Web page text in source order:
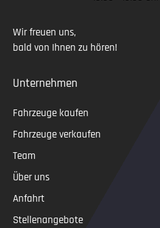
Wir freuen uns,
bald von Ihnen zu hören!
Unternehmen
Fahrzeuge kaufen
Fahrzeuge verkaufen
Team
Über uns
Anfahrt
Stellenangebote